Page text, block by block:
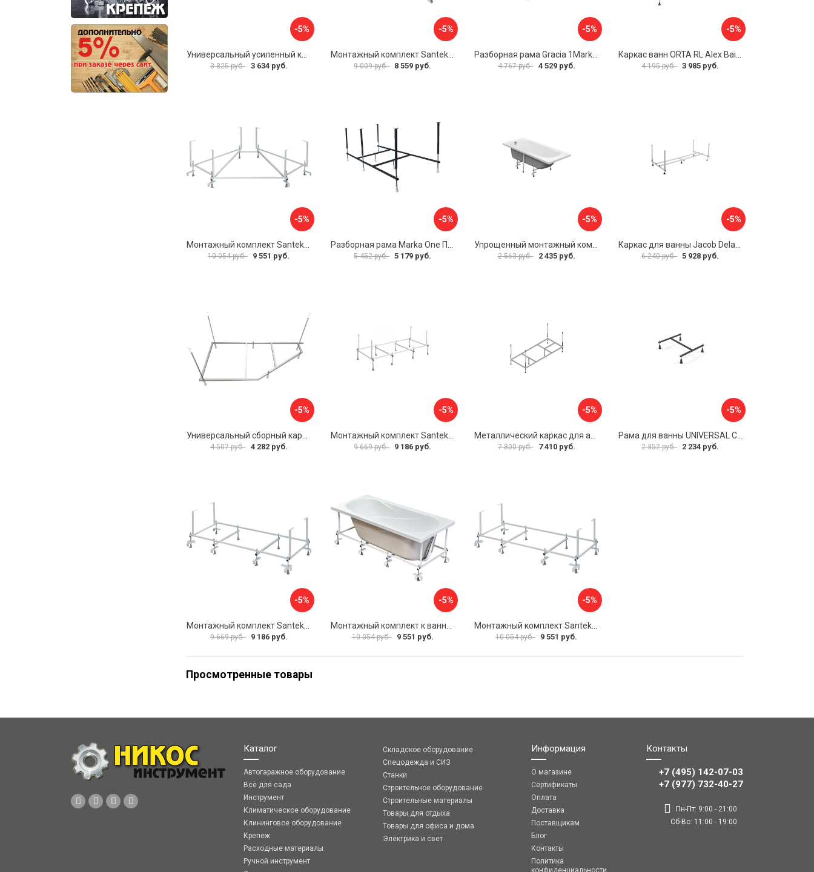
-5%
3 825 руб. 3 634 руб.
-5%
Монтажный комплект Santek МОНАКО 1.WH11.2.424 00000045899
9 009 руб. 8 559 руб.
-5%
4 767 руб. 4 529 руб.
-5%
4 195 руб. 3 985 руб.
-5%
Монтажный комплект Santek КАРИБЫ 1.WH11.2.430 00000046546
10 054 руб. 9 551 руб.
-5%
Разборная рама Marka One ПУ 160-165x75 03пу1675
5 452 руб. 5 179 руб.
-5%
Упрощенный монтажный комплект для ванны Santek КАСАБЛАНКА 1WH501541 00058310
2 563 руб. 2 435 руб.
-5%
Каркас для ванны Jacob Delafon E6D082RU-00 Sofa 73633
6 240 руб. 5 928 руб.
-5%
4 507 руб. 4 282 руб.
-5%
Монтажный комплект Santek САНТОРИНИ 1.WH30.2.488 00000069112
9 669 руб. 9 186 руб.
-5%
7 800 руб. 7 410 руб.
-5%
Рама для ванны UNIVERSAL Cersanit K-RW-UNIVERSAL160-170
2 352 руб. 2 234 руб.
-5%
9 669 руб. 9 186 руб.
-5%
10 054 руб. 9 551 руб.
-5%
10 054 руб. 9 551 руб.
Просмотренные товары
Каталог
Автогаражное оборудование
Все для сада
Инструмент
Климатическое оборудование
Клининговое оборудование
Крепеж
Расходные материалы
Ручной инструмент
Складское оборудование
Спецодежда и СИЗ
Станки
Строительное оборудование
Строительные материалы
Товары для отдыха
Товары для офиса и дома
Электрика и свет
Информация
О магазине
Сертификаты
Оплата
Доставка
Поставщикам
Блог
Контакты
Политика
конфиденциальности
Контакты
+7 (495) 142-07-03
‎‎+7 (977) 732-40-27
Пн-Пт: 9:00 - 21:00
Сб-Вс: 11:00 - 19:00